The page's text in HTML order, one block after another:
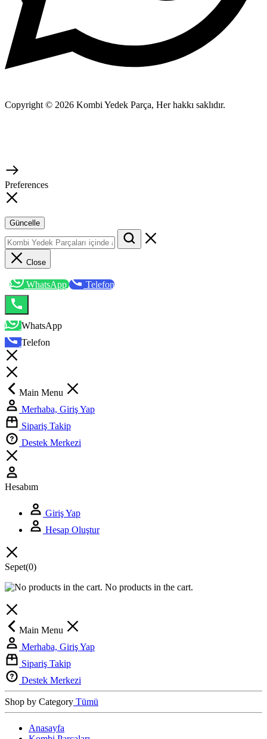
Copyright © 2026 Kombi Yedek Parça, Her hakkı saklıdır.
Preferences
Güncelle
Close
WhatsApp Telefon
WhatsApp
Telefon
Main Menu
Merhaba, Giriş Yap
Sipariş Takip
Destek Merkezi
Hesabım
Giriş Yap
Hesap Oluştur
Sepet(0)
No products in the cart.
Main Menu
Merhaba, Giriş Yap
Sipariş Takip
Destek Merkezi
Shop by Category Tümü
Anasayfa